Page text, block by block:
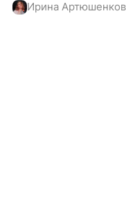
Ирина